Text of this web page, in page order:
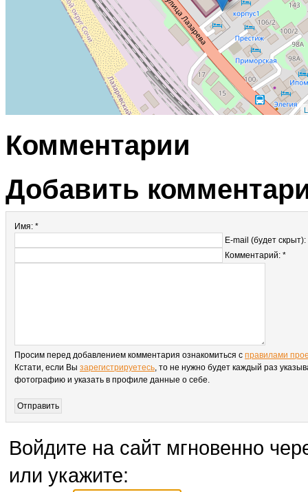
Комментарии
Добавить
Имя: *
E-mail (будет скрыт):
Комментарий: *
Просим перед добавлением комментария ознакомиться с правилами
Кстати, если Вы зарегистрируетесь, то не нужно будет каждый раз
фотографию и указать в профиле данные о себе.
Войдите на сайт мгновенно
или укажите: